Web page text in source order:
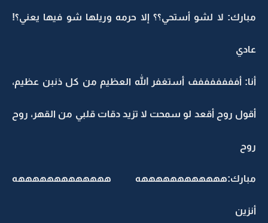
مبارك: لا لشو أستحي؟؟ إلا حرمه وريلها شو فيها يعني؟!
عادي
أنا: أفففففففف أستغفر الله العظيم من كل ذنبن عظيم،
أقول روح أقعد لو سمحت لا تزيد دقات قلبي من القهر، روح
روح
مبارك:ههههههههههههه هههههههههههههه
أنزين